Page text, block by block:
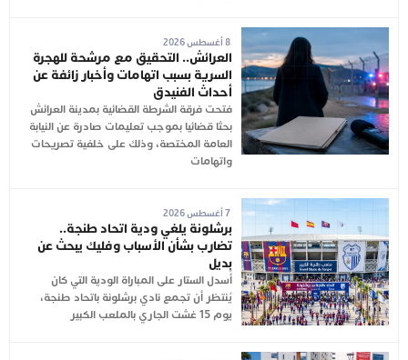
8 أغسطس 2026
العرائش.. التحقيق مع مرشحة للهجرة
السرية بسبب اتهامات وأخبار زائفة عن
أحداث الفنيدق
فتحت فرقة الشرطة القضائية بمدينة العرائش
بحثا قضائيا بموجب تعليمات صادرة عن النيابة
العامة المختصة، وذلك على خلفية تصريحات
واتهامات
7 أغسطس 2026
برشلونة يلغي ودية اتحاد طنجة..
تضارب بشأن الأسباب وفليك يبحث عن
بديل
أُسدل الستار على المباراة الودية التي كان
يُنتظر أن تجمع نادي برشلونة باتحاد طنجة،
يوم 15 غشت الجاري بالملعب الكبير